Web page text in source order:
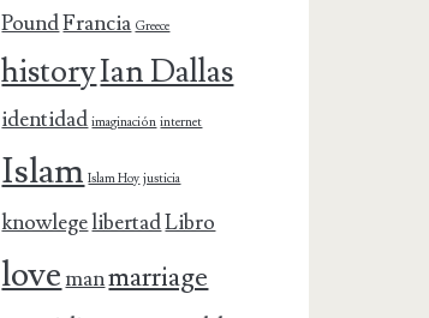
PoundFrancia Greece
historyIan Dallas
identidad imaginación internet
Islam Islam Hoy justicia
knowlegelibertadLibro
love manmarriage